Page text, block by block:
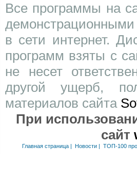
Все программы на
в сети интернет.
программ взяты с
не несет
другой ущерб,
материалов сайта
При
сайт
Главная страница| Новости| ТОП-100